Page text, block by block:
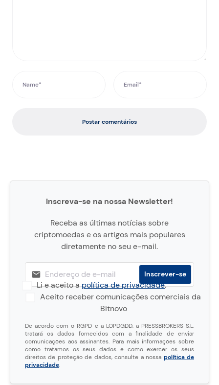
Postar comentários
Inscreva-se na nossa Newsletter!
Receba as últimas notícias sobre
criptomoedas e os artigos mais populares
diretamente no seu e-mail.
Li e aceito apolítica de privacidade.
Aceito receber comunicações comerciais da
Bitnovo
De acordo com o RGPD e a LOPDGDD, a PRESSBROKERS S.L.
tratará os dados fornecidos com a finalidade de enviar
comunicações aos assinantes. Para mais informações sobre
como tratamos os seus dados e como exercer os seus
direitos de proteção de dados, consulte a nossa política de
privacidade.